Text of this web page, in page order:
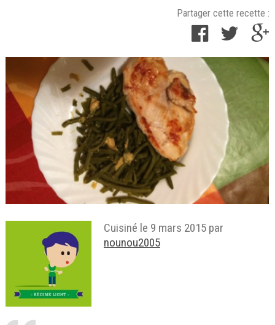
Partager cette recette :
Cuisiné le 9 mars 2015 par
nounou2005